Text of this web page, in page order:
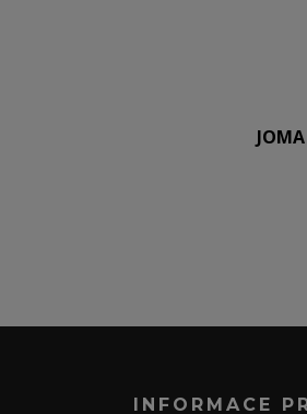
INFORMACE